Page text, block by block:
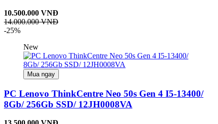
10.500.000 VNĐ
14.000.000 VNĐ
-25%
New
Mua ngay
PC Lenovo ThinkCentre Neo 50s Gen 4 I5-13400/
8Gb/ 256Gb SSD/ 12JH0008VA